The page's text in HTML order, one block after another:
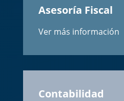
Asesoría Fiscal
Ver más información
Contabilidad